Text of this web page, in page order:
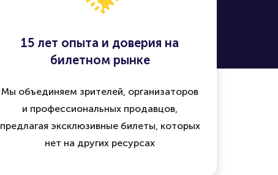
15 лет опыта и доверия на
билетном рынке
Мы объединяем зрителей, организаторов
и профессиональных продавцов,
предлагая эксклюзивные билеты, которых
нет на других ресурсах